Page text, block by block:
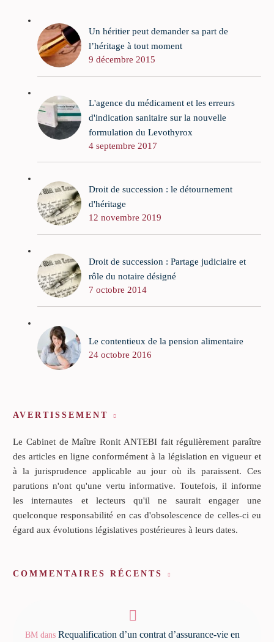
Un héritier peut demander sa part de
l’héritage à tout moment
9 décembre 2015
L'agence du médicament et les erreurs
d'indication sanitaire sur la nouvelle
formulation du Levothyrox
4 septembre 2017
Droit de succession : le détournement
d'héritage
12 novembre 2019
Droit de succession : Partage judiciaire et
rôle du notaire désigné
7 octobre 2014
Le contentieux de la pension alimentaire
24 octobre 2016
AVERTISSEMENT
Le Cabinet de Maître Ronit ANTEBI fait régulièrement paraître
des articles en ligne conformément à la législation en vigueur et
à la jurisprudence applicable au jour où ils paraissent. Ces
parutions n'ont qu'une vertu informative. Toutefois, il informe
les internautes et lecteurs qu'il ne saurait engager une
quelconque responsabilité en cas d'obsolescence de celles-ci eu
égard aux évolutions législatives postérieures à leurs dates.
COMMENTAIRES RÉCENTS
BM dans Requalification d’un contrat d’assurance-vie en